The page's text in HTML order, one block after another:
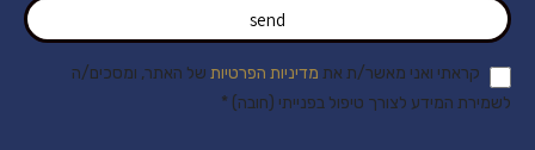
send
קראתי ואני מאשר/ת את מדיניות הפרטיות של האתר, ומסכים/ה
לשמירת המידע לצורך טיפול בפנייתי (חובה) *